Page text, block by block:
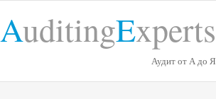
AuditingExperts
Аудит от А до Я